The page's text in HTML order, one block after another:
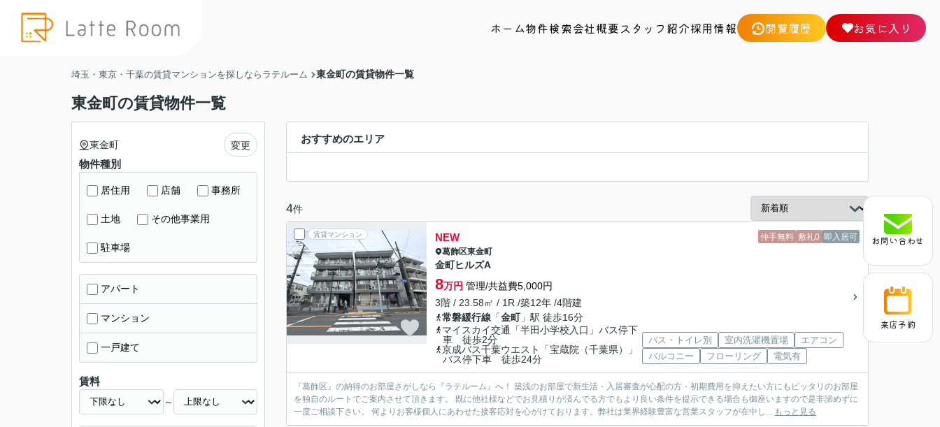
ホーム物件検索会社概要スタッフ紹介採用情報 閲覧履歴 お気に入り
お問い合わせ
来店予約
埼玉・東京・千葉の賃貸マンションを探しならラテルーム 東金町の賃貸物件一覧
東金町の賃貸物件一覧
おすすめのエリア
4件
賃貸マンション 仲手無料 敷礼0 即入居可
NEW
葛飾区東金町
金町ヒルズA
8万円 管理/共益費5,000円
3階 / 23.58㎡ / 1R /築12年 /4階建
常磐緩行線 「金町」駅 徒歩16分
マイスカイ交通「半田小学校入口」バス停下
車 徒歩2分
京成バス千葉ウエスト「宝蔵院（千葉県）」
バス停下車 徒歩24分
バス・トイレ別 室内洗濯機置場
エアコン
バルコニー
フローリング 電気有
『葛飾区』の納得のお部屋さがしなら『ラテルーム』へ！ 築浅のお部屋で新生活・入居審査が心配の方・初期費用を抑えたい方にもピッタリのお部屋
を独自のルートでご案内させて頂きます。 既に他社様などでお見積りが済んでる方でもより良い条件を提示できる場合も御座いますので是非諦めずに
一度ご相談下さい。 何よりお客様個人にあわせた接客応対を心がけております。弊社は業界経験豊富な営業スタッフが在中し... もっと見る
東金町 変更
物件種別
居住用 店舗 事務所
土地 その他事業用
駐車場
アパート
マンション
一戸建て
賃料
～